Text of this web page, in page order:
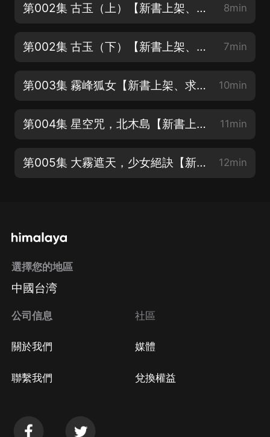
第002集 古玉（上）【新書上架、求關注、求點讚、求訂閱、求評論】 8min
第002集 古玉（下）【新書上架、求關注、求點讚、求訂閱、求評論】 7min
第003集 霧峰狐女【新書上架、求關注、求點讚、求訂閱、求評論】 10min
第004集 星空咒，北木島【新書上架、求關注、求點讚、求訂閱、求評論】 11min
第005集 大霧遮天，少女絕訣【新書上架、求關注、求點讚、求訂閱、求評論】 12min
選擇您的地區
中國台湾
公司信息
關於我們
聯繫我們
社區
媒體
兌換權益